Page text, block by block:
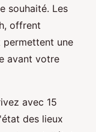
souhaité. Les
offrent
une
avant votre
avec 15
des lieux